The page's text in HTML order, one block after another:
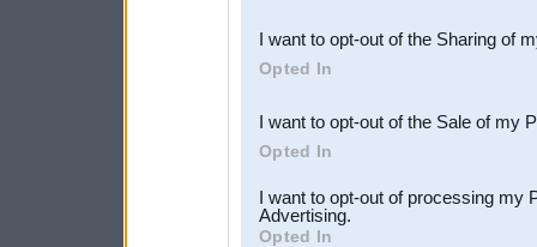
Downstream Participants
third parties.
I want to opt-out of the Sharing of
Opted In
I want to opt-out of the Sale of my
Opted In
I want to opt-out of processing my
Advertising.
Opted In